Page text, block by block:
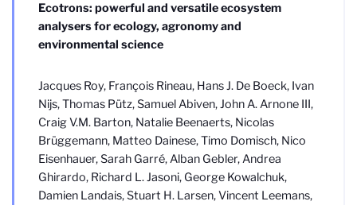
Ecotrons: powerful and versatile ecosystem
analysers for ecology, agronomy and
environmental science
Jacques Roy, François Rineau, Hans J. De Boeck, Ivan
Nijs, Thomas Pütz, Samuel Abiven, John A. Arnone III,
Craig V.M. Barton, Natalie Beenaerts, Nicolas
Brüggemann, Matteo Dainese, Timo Domisch, Nico
Eisenhauer, Sarah Garré, Alban Gebler, Andrea
Ghirardo, Richard L. Jasoni, George Kowalchuk,
Damien Landais, Stuart H. Larsen, Vincent Leemans,